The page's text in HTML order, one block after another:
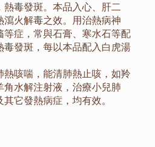
熱毒發斑。本品入心、肝二
火解毒之效。用治熱病神
等症，常與石膏、寒水石等配
毒發斑，每以本品配入白虎湯
熱咳喘，能清肺熱止咳，如羚
水解注射液，治療小兒肺
它發熱病症，均有效。